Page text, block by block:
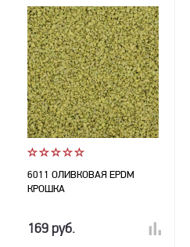
6011 ОЛИВКОВАЯ EPDM
КРОШКА
169 руб.